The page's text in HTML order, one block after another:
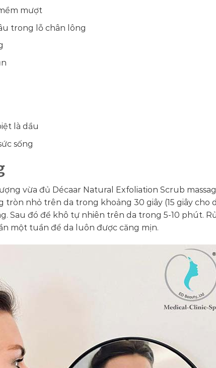
mượt
trong lỗ chân lông
là dầu
sống
vừa đủ Décaar Natural Exfoliation Scrub
tròn nhỏ trên da trong khoảng 30 giây (15 giây cho
Sau đó để khô tự nhiên trên da trong 5-10 phút.
một tuần để da luôn được căng mịn.